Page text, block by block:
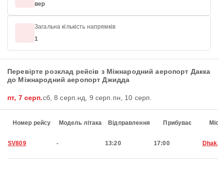
вер
Загальна кількість напрямків
1
Перевірте розклад рейсів з Міжнародний аеропорт Дакка
до Міжнародний аеропорт Джидда
пт, 7 серп.сб, 8 серп. нд, 9 серп. пн, 10 серп.
Номер рейсу Модель літака Відправлення Прибуває
SV809 - 13:20 17:00